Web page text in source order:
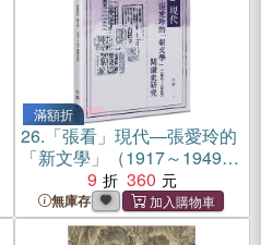
滿額折
26. 「張看」現代―張愛玲的
「新文學」（1917～1949）
閱讀史研究
9 360
無庫存